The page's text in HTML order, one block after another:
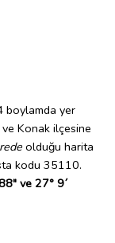
yer
Konak ilçesine
olduğu harita
kodu 35110.
ve 27° 9´